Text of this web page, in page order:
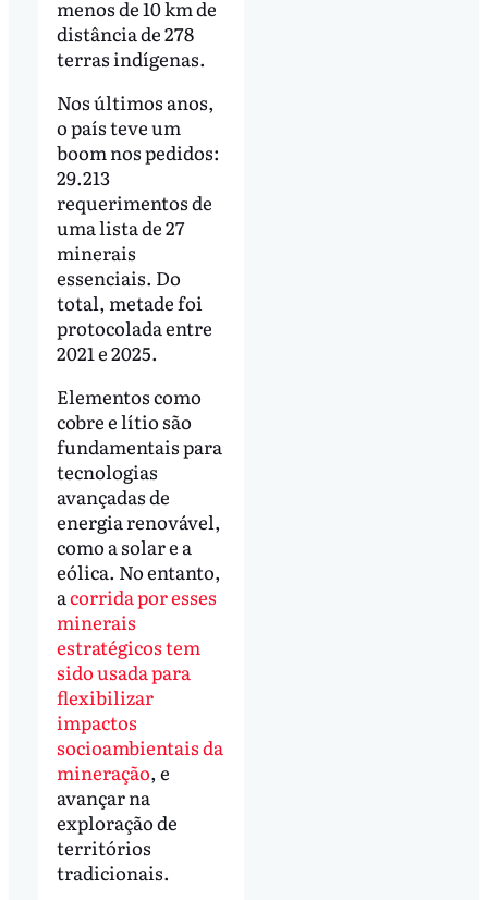
menos de 10 km de
distância de 278
terras indígenas.
Nos últimos anos,
o país teve um
boom nos pedidos:
29.213
requerimentos de
uma lista de 27
minerais
essenciais. Do
total, metade foi
protocolada entre
2021 e 2025.
Elementos como
cobre e lítio são
fundamentais para
tecnologias
avançadas de
energia renovável,
como a solar e a
eólica. No entanto,
acorrida por esses
minerais
estratégicos tem
sido usada para
flexibilizar
impactos
socioambientais da
mineração, e
avançar na
exploração de
territórios
tradicionais.